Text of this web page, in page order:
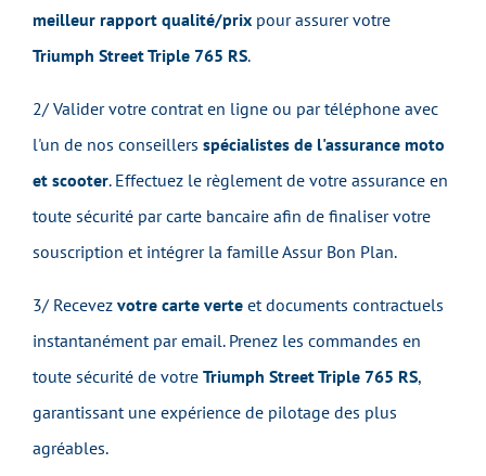
meilleur rapport qualité/prix pour assurer votre
Triumph Street Triple 765 RS.
2/ Valider votre contrat en ligne ou par téléphone avec
l'un de nos conseillers spécialistes de l'assurance moto
et scooter. Effectuez le règlement de votre assurance en
toute sécurité par carte bancaire afin de finaliser votre
souscription et intégrer la famille Assur Bon Plan.
3/ Recevez votre carte verte et documents contractuels
instantanément par email. Prenez les commandes en
toute sécurité de votre Triumph Street Triple 765 RS,
garantissant une expérience de pilotage des plus
agréables.